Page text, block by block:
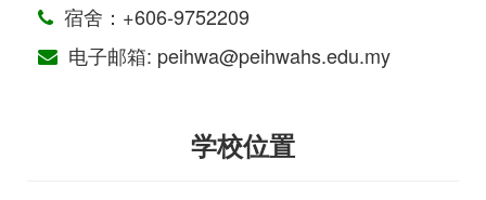
宿舍：+606-9752209
电子邮箱: peihwa@peihwahs.edu.my
学校位置